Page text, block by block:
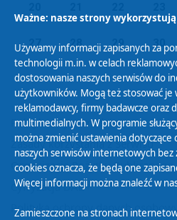
27 28 29 30
Polityka Prywatności
Zasady korzystania z Serwisu
Organizacje Pożytku Publicznego
Cyfryzacja DAB+
Polityka ochrony danych
Ważne: nasze strony
Używamy informacji zapisanych za
technologii m.in. w celach
dostosowania naszych serwisów do
użytkowników. Mogą też stosować je
reklamodawcy, firmy badawcze oraz
multimedialnych. W programie
można zmienić ustawienia dotyczące
naszych serwisów internetowych
cookies oznacza, że będą one
Więcej informacji można znaleźć w
Zamieszczone na stronach